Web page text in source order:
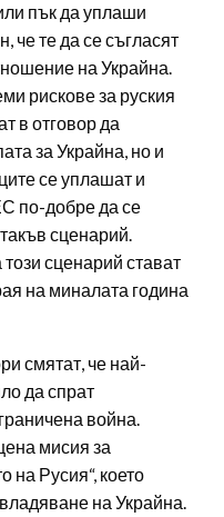
пък да уплаши
че те да се съгласят
на Украйна.
рискове за руския
в отговор да
за Украйна, но и
се уплашат и
по-добре да се
сценарий.
сценарий стават
на миналата година
смятат, че най-
да спрат
война.
мисия за
на Русия“, което
на Украйна.